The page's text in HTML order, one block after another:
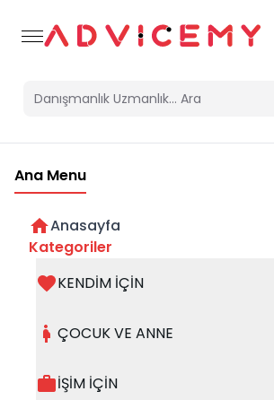
Ana Menu
Anasayfa
Kategoriler
KENDİM İÇİN
ÇOCUK VE ANNE
İŞİM İÇİN
İlişkilerinizi Bitiren Yedi
Gizem Akcan